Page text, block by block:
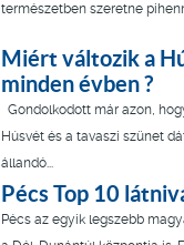
természetben szeretne
Miért változik a
minden évben ?
Gondolkodott már azon,
Húsvét és a tavaszi szünet
állandó...
Pécs Top 10
Pécs az egyik legszebb